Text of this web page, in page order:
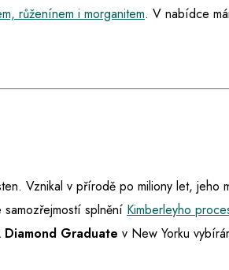
růženínem i morganitem. V nabídce
Vznikal v přírodě po miliony let, jeho
splnění Kimberleyho
Diamond Graduate v New Yorku